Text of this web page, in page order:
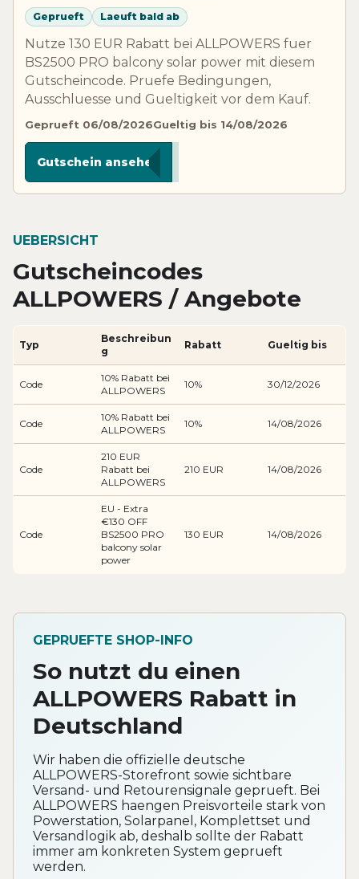
Geprueft Laeuft bald ab
Nutze 130 EUR Rabatt bei ALLPOWERS fuer
BS2500 PRO balcony solar power mit diesem
Gutscheincode. Pruefe Bedingungen,
Ausschluesse und Gueltigkeit vor dem Kauf.
Geprueft 06/08/2026Gueltig bis 14/08/2026
Gutschein ansehen
UEBERSICHT
Gutscheincodes
ALLPOWERS / Angebote
Typ
Beschreibun
g
Rabatt Gueltig bis
Code
10% Rabatt bei
ALLPOWERS
10% 30/12/2026
Code
10% Rabatt bei
ALLPOWERS
10% 14/08/2026
Code
210 EUR
Rabatt bei
ALLPOWERS
210 EUR 14/08/2026
Code
EU - Extra
€130 OFF
BS2500 PRO
balcony solar
power
130 EUR 14/08/2026
GEPRUEFTE SHOP-INFO
So nutzt du einen
ALLPOWERS Rabatt in
Deutschland
Wir haben die offizielle deutsche
ALLPOWERS-Storefront sowie sichtbare
Versand- und Retourensignale geprueft. Bei
ALLPOWERS haengen Preisvorteile stark von
Powerstation, Solarpanel, Komplettset und
Versandlogik ab, deshalb sollte der Rabatt
immer am konkreten System geprueft
werden.